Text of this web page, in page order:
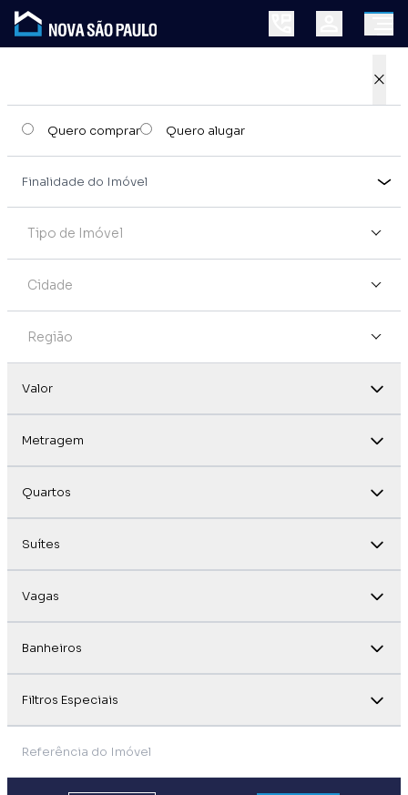
×
Quero comprar Quero alugar
Tipo de Imóvel
Cidade
Região
Valor
Metragem
Quartos
Suítes
Vagas
Banheiros
Filtros Especiais